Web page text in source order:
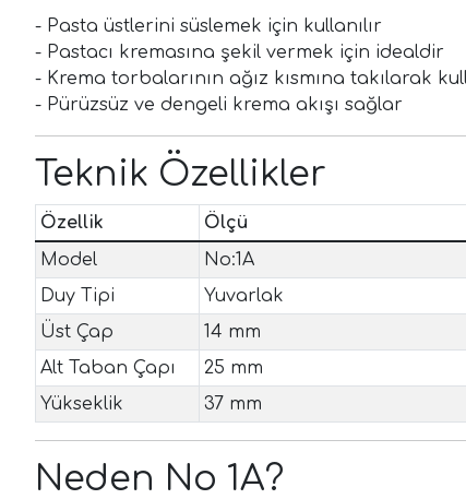
- Pasta üstlerini süslemek için kullanılır
- Pastacı kremasına şekil vermek için idealdir
- Krema torbalarının ağız kısmına takılarak
- Pürüzsüz ve dengeli krema akışı sağlar
Teknik Özellikler
Özellik
Ölçü
Model
No:1A
Duy Tipi
Yuvarlak
Üst Çap
14 mm
Alt Taban Çapı
25 mm
Yükseklik
37 mm
Neden No 1A?